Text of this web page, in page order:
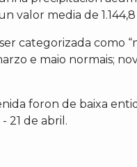
valor media de
categorizada como
e maio normais;
foron de baixa
21 de abril.